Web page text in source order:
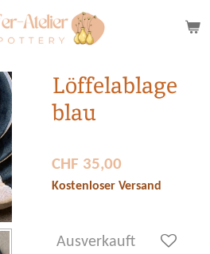
Löffelablage
blau
CHF 35,00
Kostenloser Versand
Ausverkauft